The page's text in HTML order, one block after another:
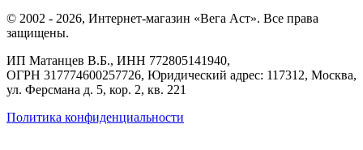
© 2002 - 2026, Интернет-магазин «Вега Аст». Все права
защищены.
ИП Матанцев В.Б., ИНН 772805141940,
ОГРН 317774600257726, Юридический адрес: 117312, Москва,
ул. Ферсмана д. 5, кор. 2, кв. 221
Политика конфиденциальности